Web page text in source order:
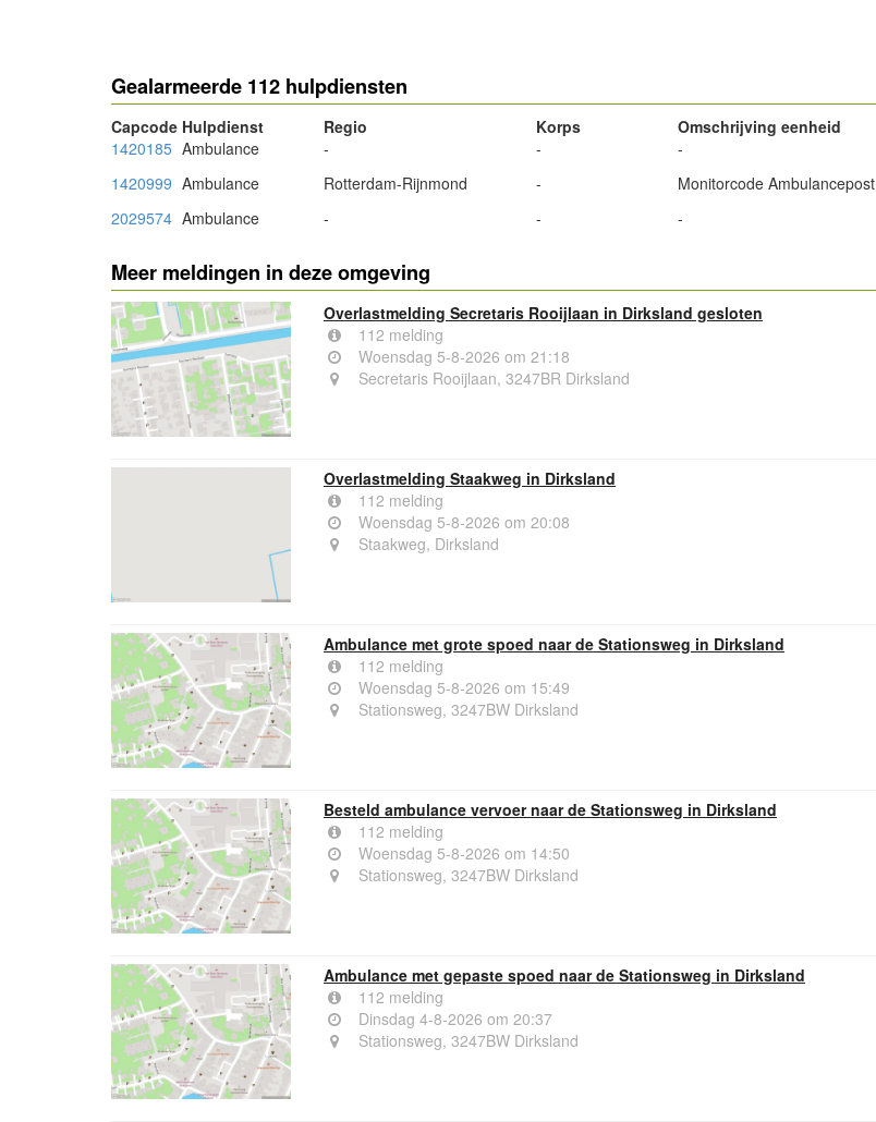
Gealarmeerde 112 hulpdiensten
Capcode Hulpdienst Regio Korps
Omschrijving eenheid
1420185 Ambulance - -
-
1420999 Ambulance Rotterdam-Rijnmond -
Monitorcode Ambulancepost
2029574 Ambulance - - -
Meer meldingen in deze omgeving
Overlastmelding Secretaris Rooijlaan in Dirksland gesloten
112 melding
Woensdag 5-8-2026 om 21:18
Secretaris Rooijlaan, 3247BR Dirksland
Overlastmelding Staakweg in Dirksland
112 melding
Woensdag 5-8-2026 om 20:08
Staakweg, Dirksland
Ambulance met grote spoed naar de Stationsweg in Dirksland
112 melding
Woensdag 5-8-2026 om 15:49
Stationsweg, 3247BW Dirksland
Besteld ambulance vervoer naar de Stationsweg in Dirksland
112 melding
Woensdag 5-8-2026 om 14:50
Stationsweg, 3247BW Dirksland
Ambulance met gepaste spoed naar de Stationsweg in Dirksland
112 melding
Dinsdag 4-8-2026 om 20:37
Stationsweg, 3247BW Dirksland